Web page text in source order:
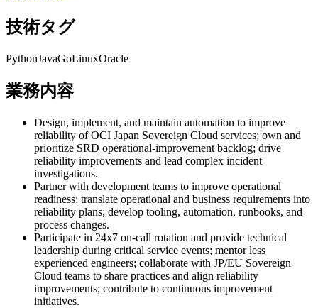
技術タグ
PythonJavaGoLinuxOracle
業務内容
Design, implement, and maintain automation to improve
reliability of OCI Japan Sovereign Cloud services; own and
prioritize SRD operational-improvement backlog; drive
reliability improvements and lead complex incident
investigations.
Partner with development teams to improve operational
readiness; translate operational and business requirements into
reliability plans; develop tooling, automation, runbooks, and
process changes.
Participate in 24x7 on-call rotation and provide technical
leadership during critical service events; mentor less
experienced engineers; collaborate with JP/EU Sovereign
Cloud teams to share practices and align reliability
improvements; contribute to continuous improvement
initiatives.